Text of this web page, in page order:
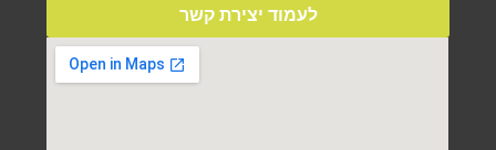
לעמוד יצירת קשר